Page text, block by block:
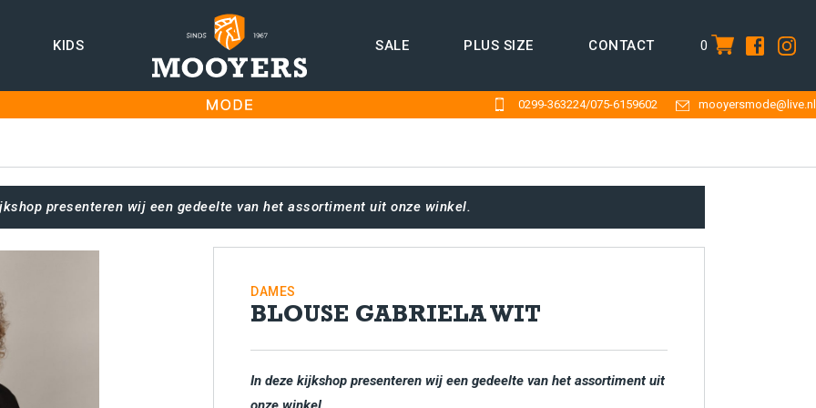
0 item
KIDS SALE PLUS SIZE CONTACT
0299-363224/075-6159602 mooyersmode@live.nl
presenteren wij een gedeelte van het assortiment uit onze winkel.
DAMES
BLOUSE GABRIELA WIT
In deze kijkshop presenteren wij een gedeelte van het assortiment uit